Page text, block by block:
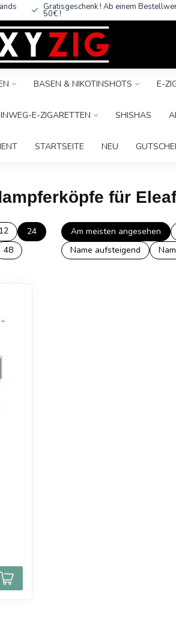
Gratisgeschenk ! Ab einem
50€ !
BASEN & NIKOTINSHOTS E-
E-ZIGARETTEN SHISHAS
STARTSEITE NEU
für
12
24
48
Am meisten angesehen
Name aufsteigend